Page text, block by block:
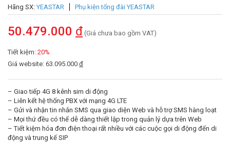
Hãng SX: YEASTAR Phụ kiện tổng đài YEASTAR
50.479.000 đ (Giá chưa bao gồm VAT)
Tiết kiệm: 20%
Giá website: 63.095.000 đ
– Giao tiếp 4G 8 kênh sim di động
– Liên kết hệ thống PBX với mạng 4G LTE
– Gửi và nhận tin nhắn SMS qua giao diện Web và hỗ trợ SMS hàng loạt
– Mọi thứ đều có thể dễ dàng thiết lập trong quản lý dựa trên Web
– Tiết kiệm hóa đơn điện thoại rất nhiều với các cuộc gọi di động đến di
động và trung kế SIP